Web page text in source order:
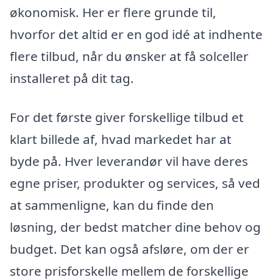
økonomisk. Her er flere grunde til,
hvorfor det altid er en god idé at indhente
flere tilbud, når du ønsker at få solceller
installeret på dit tag.
For det første giver forskellige tilbud et
klart billede af, hvad markedet har at
byde på. Hver leverandør vil have deres
egne priser, produkter og services, så ved
at sammenligne, kan du finde den
løsning, der bedst matcher dine behov og
budget. Det kan også afsløre, om der er
store prisforskelle mellem de forskellige